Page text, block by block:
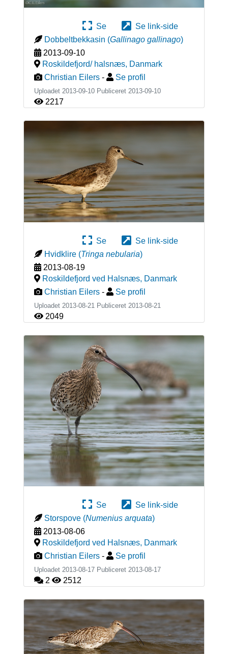
Se
Se link-side
Dobbeltbekkasin (Gallinago gallinago)
2013-09-10
Roskildefjord/ halsnæs, Danmark
Christian Eilers - Se profil
Uploadet 2013-09-10 Publiceret 2013-09-10
2217
Se
Se link-side
Hvidklire (Tringa nebularia)
2013-08-19
Roskildefjord ved Halsnæs, Danmark
Christian Eilers - Se profil
Uploadet 2013-08-21 Publiceret 2013-08-21
2049
Se
Se link-side
Storspove (Numenius arquata)
2013-08-06
Roskildefjord ved Halsnæs, Danmark
Christian Eilers - Se profil
Uploadet 2013-08-17 Publiceret 2013-08-17
2 2512